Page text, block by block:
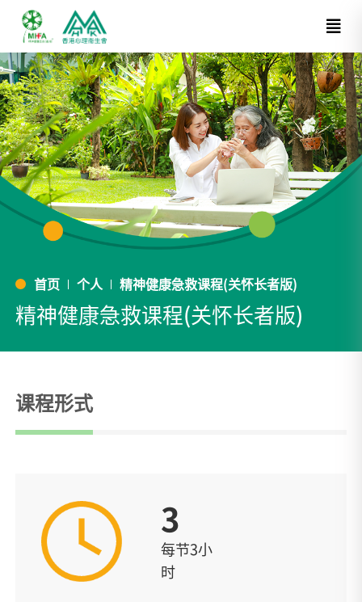
首页 个人 精神健康急救课程(关怀长者版)
精神健康急救课程(关怀长者版)
课程形式
3
每节3小
时